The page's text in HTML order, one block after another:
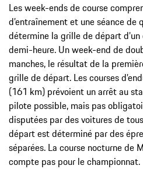
Les week-ends de course
d’entraînement et une séance
détermine la grille de départ
demi-heure. Un week-end de
manches, le résultat de la
grille de départ. Les courses
(161 km) prévoient un arrêt au
pilote possible, mais pas
disputées par des voitures de
départ est déterminé par des
séparées. La course nocturne de
compte pas pour le championnat.